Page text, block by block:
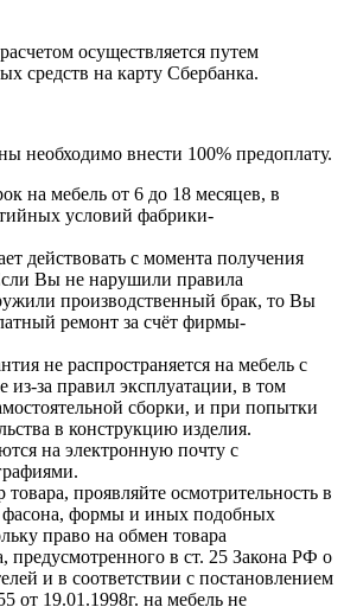
осуществляется путем
средств на карту Сбербанка.
необходимо внести 100% предоплату.
на мебель от 6 до 18 месяцев, в
условий фабрики-
действовать с момента получения
Вы не нарушили правила
производственный брак, то Вы
ремонт за счёт фирмы-
не распространяется на мебель с
из-за правил эксплуатации, в том
сборки, и при попытки
в конструкцию изделия.
на электронную почту с
проявляйте осмотрительность в
фасона, формы и иных подобных
право на обмен товара
предусмотренного в ст. 25 Закона РФ о
и в соответствии с постановлением
от 19.01.1998г. на мебель не